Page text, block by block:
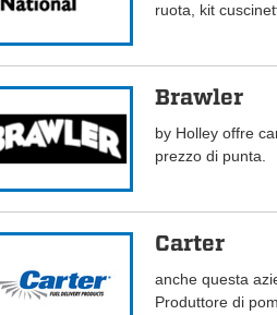
ruota, kit
Brawler
by Holley offre
prezzo di punta.
Carter
anche questa
Produttore di